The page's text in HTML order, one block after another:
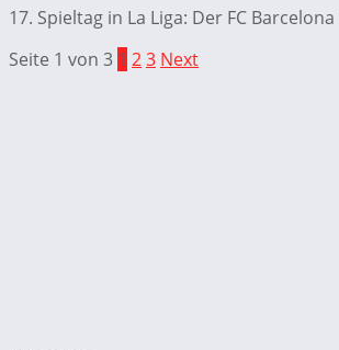
17. Spieltag in La Liga: Der FC
Seite 1 von 3 1 23 Next